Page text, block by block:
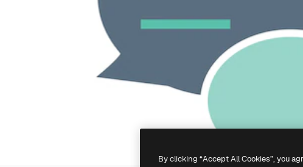
By clicking “Accept All Cookies”, you